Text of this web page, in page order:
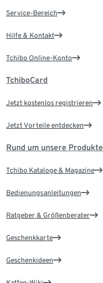
Service-Bereich
Hilfe & Kontakt
Tchibo Online-Konto
TchiboCard
Jetzt kostenlos registrieren
Jetzt Vorteile entdecken
Rund um unsere Produkte
Tchibo Kataloge & Magazine
Bedienungsanleitungen
Ratgeber & Größenberater
Geschenkkarte
Geschenkideen